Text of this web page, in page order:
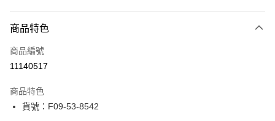
信用卡一次付款
LINE Pay
街口支付
商品特色
商品編號
11140517
商品特色
貨號：F09-53-8542